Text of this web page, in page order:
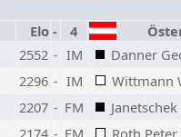
Elo - 4
2552 - IM
Danner
2296 - IM
Wittmann
2207 - FM
2174 - FM
Roth Peter